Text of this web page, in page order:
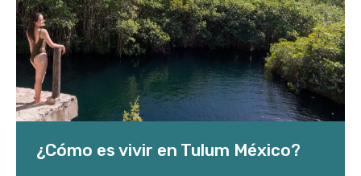
¿Cómo es vivir en Tulum México?